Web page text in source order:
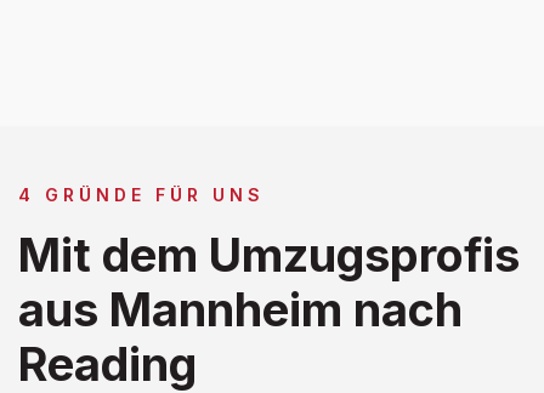
4 GRÜNDE FÜR UNS
Mit dem Umzugsprofis
aus Mannheim nach
Reading